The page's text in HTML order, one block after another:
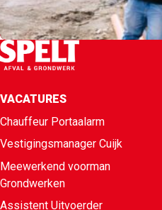
VACATURES
Chauffeur Portaalarm
Vestigingsmanager Cuijk
Meewerkend voorman
Grondwerken
Assistent Uitvoerder